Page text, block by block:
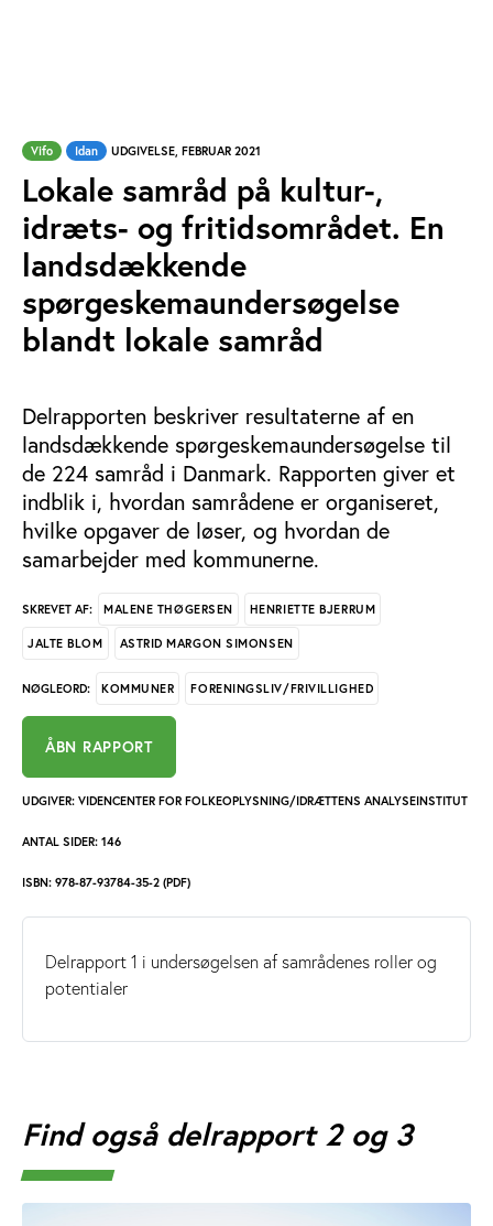
Vifo Idan UDGIVELSE, FEBRUAR 2021
Lokale samråd på kultur-,
idræts- og fritidsområdet. En
landsdækkende
spørgeskemaundersøgelse
blandt lokale samråd
Delrapporten beskriver resultaterne af en
landsdækkende spørgeskemaundersøgelse til
de 224 samråd i Danmark. Rapporten giver et
indblik i, hvordan samrådene er organiseret,
hvilke opgaver de løser, og hvordan de
samarbejder med kommunerne.
SKREVET AF: MALENE THØGERSEN HENRIETTE BJERRUM
JALTE BLOM ASTRID MARGON SIMONSEN
NØGLEORD: KOMMUNER FORENINGSLIV/FRIVILLIGHED
ÅBN RAPPORT
UDGIVER: VIDENCENTER FOR FOLKEOPLYSNING/IDRÆTTENS ANALYSEINSTITUT
ANTAL SIDER: 146
ISBN: 978-87-93784-35-2 (PDF)
Delrapport 1 i undersøgelsen af samrådenes roller og
potentialer
Find også delrapport 2 og 3